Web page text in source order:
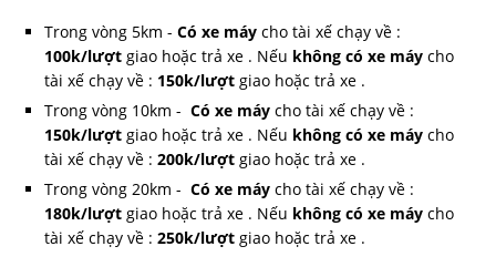
Trong vòng 5km - Có xe máy cho tài xế chạy về :
100k/lượt giao hoặc trả xe . Nếu không có xe máy cho
tài xế chạy về : 150k/lượt giao hoặc trả xe .
Trong vòng 10km - Có xe máy cho tài xế chạy về :
150k/lượt giao hoặc trả xe . Nếu không có xe máy cho
tài xế chạy về : 200k/lượt giao hoặc trả xe .
Trong vòng 20km - Có xe máy cho tài xế chạy về :
180k/lượt giao hoặc trả xe . Nếu không có xe máy cho
tài xế chạy về : 250k/lượt giao hoặc trả xe .